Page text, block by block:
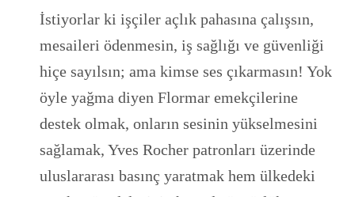
İstiyorlar ki işçiler açlık pahasına çalışsın,
mesaileri ödenmesin, iş sağlığı ve güvenliği
hiçe sayılsın; ama kimse ses çıkarmasın! Yok
öyle yağma diyen Flormar emekçilerine
destek olmak, onların sesinin yükselmesini
sağlamak, Yves Rocher patronları üzerinde
uluslararası basınç yaratmak hem ülkedeki